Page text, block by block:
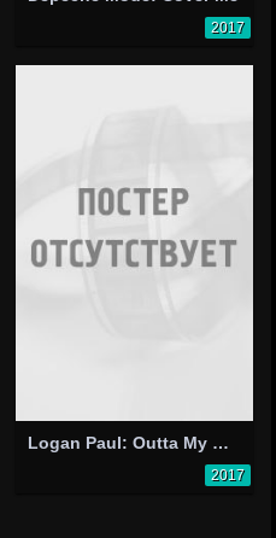
2017
Logan Paul: Outta My Hair
2017